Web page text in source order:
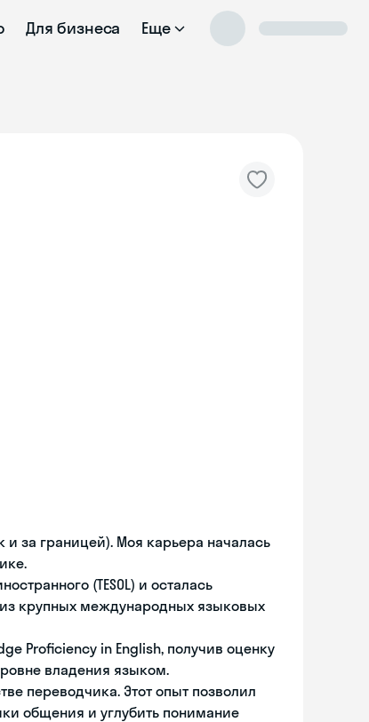
Для бизнеса Еще
и за границей). Моя карьера началась
(TESOL) и осталась
из крупных международных языковых
Proficiency in English, получив оценку
владения языком.
переводчика. Этот опыт позволил
общения и углубить понимание